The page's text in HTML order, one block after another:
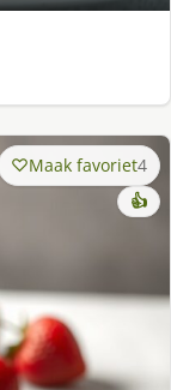
Maak favoriet4
👍